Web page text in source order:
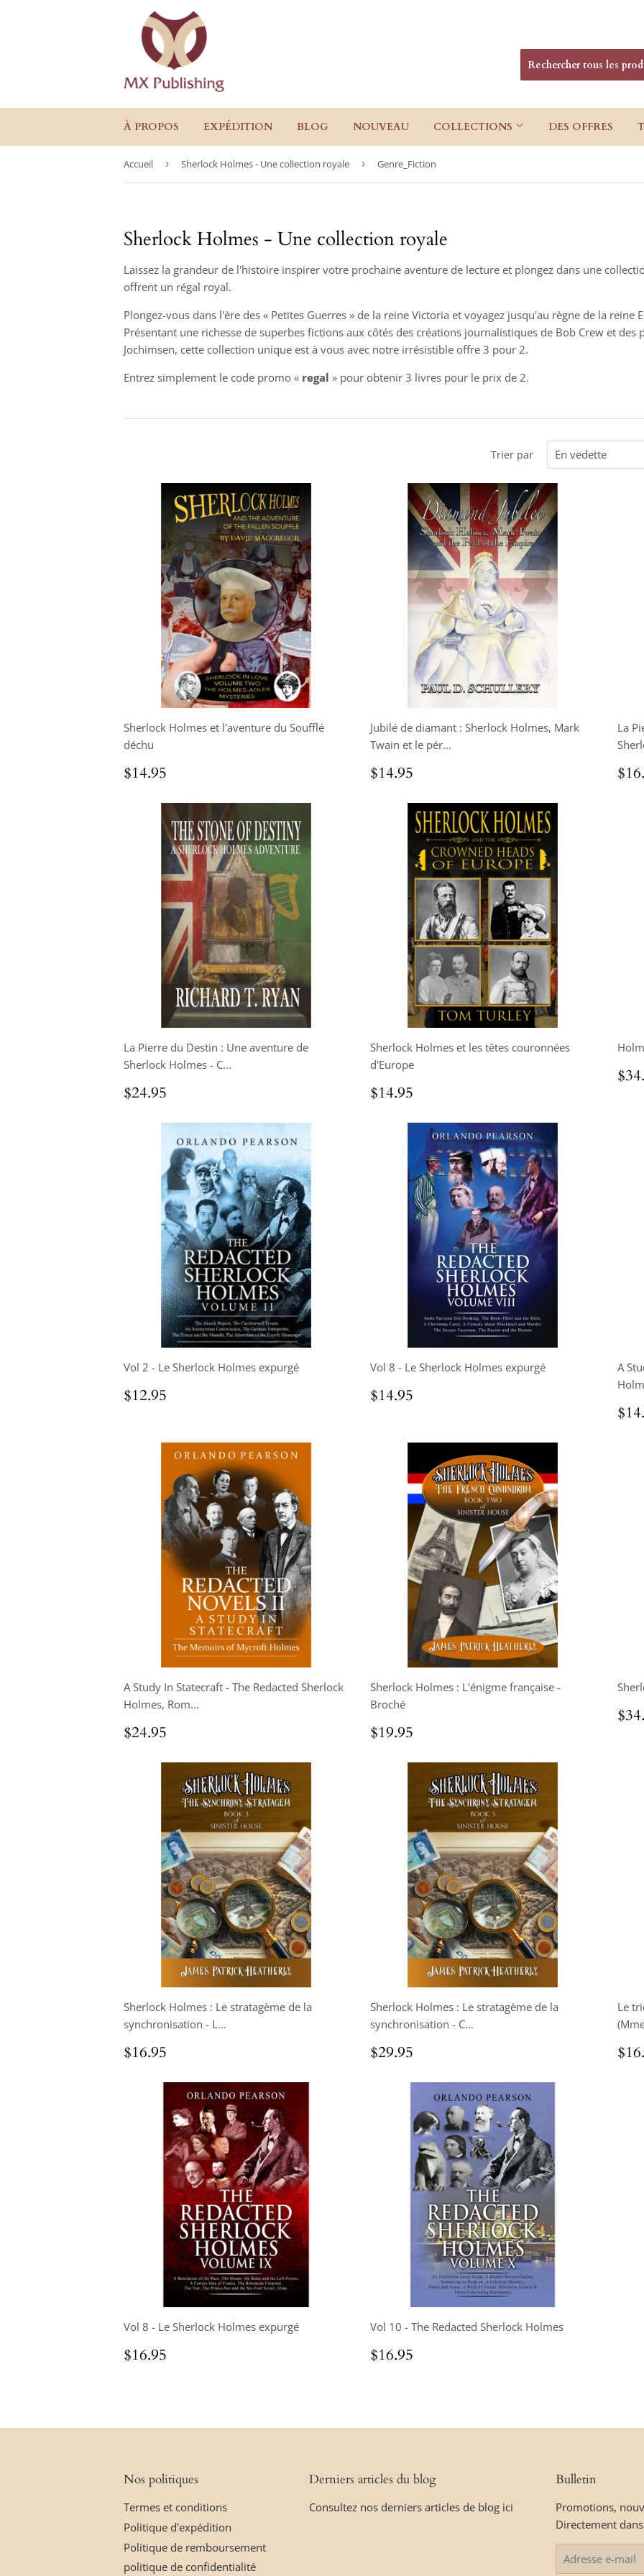
À PROPOS EXPÉDITION BLOG NOUVEAU COLLECTIONS DES OFFRES
Accueil › Sherlock Holmes - Une collection royale › Genre_Fiction
Sherlock Holmes - Une collection royale
Laissez la grandeur de l'histoire inspirer votre prochaine aventure de lecture et plongez dans une
offrent un régal royal.
Plongez-vous dans l'ère des « Petites Guerres » de la reine Victoria et voyagez jusqu'au règne de la reine
Présentant une richesse de superbes fictions aux côtés des créations journalistiques de Bob Crew et des
Jochimsen, cette collection unique est à vous avec notre irrésistible offre 3 pour 2.
Entrez simplement le code promo « regal » pour obtenir 3 livres pour le prix de 2.
Trier par
Sherlock Holmes et l'aventure du Soufflé
déchu
Prix
régulier
$14.95
Jubilé de diamant : Sherlock Holmes, Mark
Twain et le pér...
Prix
régulier
$14.95
La
La Pierre du Destin : Une aventure de
Sherlock Holmes - C...
Prix
régulier
$24.95
Sherlock Holmes et les têtes couronnées
d'Europe
Prix
régulier
$14.95
Vol 2 - Le Sherlock Holmes expurgé
Prix
régulier
$12.95
Vol 8 - Le Sherlock Holmes expurgé
Prix
régulier
$14.95
A
A Study In Statecraft - The Redacted Sherlock
Holmes, Rom...
Prix
régulier
$24.95
Sherlock Holmes : L'énigme française -
Broché
Prix
régulier
$19.95
Sherlock Holmes : Le stratagème de la
synchronisation - L...
Prix
régulier
$16.95
Sherlock Holmes : Le stratagème de la
synchronisation - C...
Prix
régulier
$29.95
Le
Vol 8 - Le Sherlock Holmes expurgé
Prix
régulier
$16.95
Vol 10 - The Redacted Sherlock Holmes
Prix
régulier
$16.95
Nos politiques
Termes et conditions
Politique d'expédition
Politique de remboursement
politique de confidentialité
Derniers articles du blog
Consultez nos derniers articles de blog ici
Bulletin
Promotions,
Directement
mails